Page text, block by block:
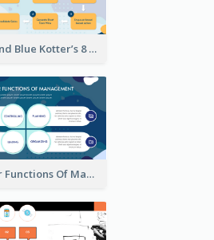
Yellow And Blue Kotter’s 8 Step Change Model Strategic Analysis
Blue Four Functions Of Management Strategic Analysis